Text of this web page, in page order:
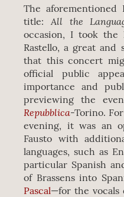
The aforementioned
title:All the
occasion, I took the
Rastello, a great and
that this concert
official public
importance and
previewing the
Repubblica-Torino.
evening, it was an
Fausto with
languages, such as
particular Spanish
of Brassens into
Pascal—for the vocals